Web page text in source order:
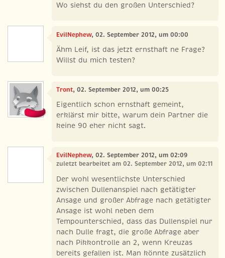
Wo siehst du den großen Unterschied?
EvilNephew, 02. September 2012, um 00:00
Ähm Leif, ist das jetzt ernsthaft ne Frage?
Willst du mich testen?
Tront, 02. September 2012, um 00:25
Eigentlich schon ernsthaft gemeint,
erklärst mir bitte, warum dein Partner die
keine 90 eher nicht sagt.
EvilNephew, 02. September 2012, um 02:09
zuletzt bearbeitet am 02. September 2012, um 02:11
Der wohl wesentlichste Unterschied
zwischen Dullenanspiel nach getätigter
Ansage und großer Abfrage nach getätigter
Ansage ist wohl neben dem
Tempounterschied, dass das Dullenspiel nur
nach Dulle fragt, die große Abfrage aber
nach Pikkontrolle an 2, wenn Kreuzas
bereits gefallen ist. Man könnte zusätzlich